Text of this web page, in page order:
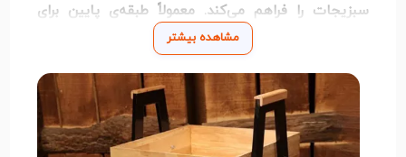
سبزیجات را فراهم می‌کند. معمولاً طبقه‌ی پایین برای
سیب‌زمینی و طبقه‌ی بالا برای پیاز استفاده می‌شود، اما
شما می‌توانید طبق نیاز خود آن را تنظیم کنید. این طراحی
سازمان‌دهی بهتر و دسترسی آسان به سبزیجات را
امکان‌پذیر می‌کند.
سبد سیب‌زمینی و پیاز ۲ طبقه دارای ابعاد استاندارد و
مشاهده بیشتر